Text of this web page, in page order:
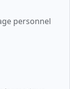
personnel